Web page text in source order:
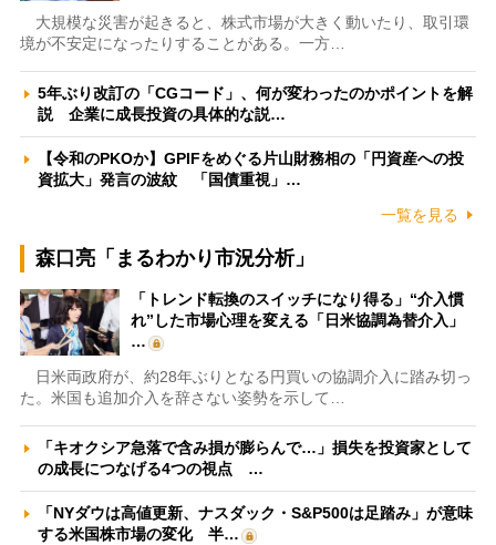
大規模な災害が起きると、株式市場が大きく動いたり、取引環
境が不安定になったりすることがある。一方…
5年ぶり改訂の「CGコード」、何が変わったのかポイントを解
説 企業に成長投資の具体的な説…
【令和のPKOか】GPIFをめぐる片山財務相の「円資産への投
資拡大」発言の波紋 「国債重視」…
一覧を見る
森口亮「まるわかり市況分析」
「トレンド転換のスイッチになり得る」“介入慣
れ”した市場心理を変える「日米協調為替介入」
…
日米両政府が、約28年ぶりとなる円買いの協調介入に踏み切っ
た。米国も追加介入を辞さない姿勢を示して…
「キオクシア急落で含み損が膨らんで…」損失を投資家として
の成長につなげる4つの視点 …
「NYダウは高値更新、ナスダック・S&P500は足踏み」が意味
する米国株市場の変化 半…